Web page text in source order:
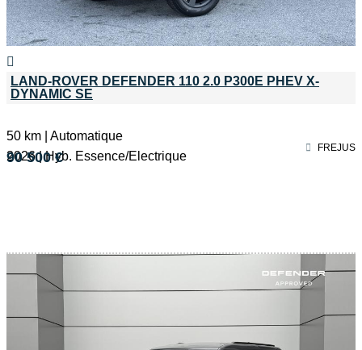
LAND-ROVER DEFENDER 110 2.0 P300E PHEV X-
DYNAMIC SE
50 km | Automatique
2026 | Hyb. Essence/Electrique
90 500 €
FREJUS